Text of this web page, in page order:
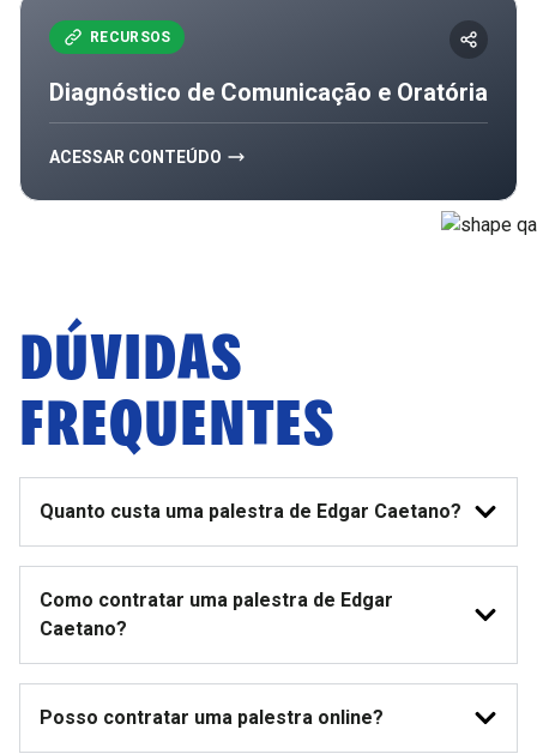
RECURSOS
Diagnóstico de Comunicação e Oratória
ACESSAR CONTEÚDO
DÚVIDAS
FREQUENTES
Quanto custa uma palestra de Edgar Caetano?
Como contratar uma palestra de Edgar
Caetano?
Posso contratar uma palestra online?